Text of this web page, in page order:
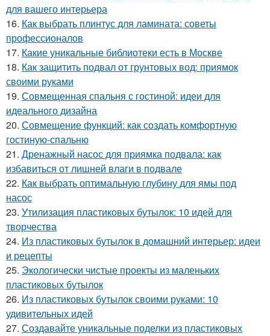
для вашего интерьера
16. Как выбрать плинтус для ламината: советы
профессионалов
17. Какие уникальные библиотеки есть в Москве
18. Как защитить подвал от грунтовых вод: приямок
своими руками
19. Совмещенная спальня с гостиной: идеи для
идеального дизайна
20. Совмещение функций: как создать комфортную
гостиную-спальню
21. Дренажный насос для приямка подвала: как
избавиться от лишней влаги в подвале
22. Как выбрать оптимальную глубину для ямы под
насос
23. Утилизация пластиковых бутылок: 10 идей для
творчества
24. Из пластиковых бутылок в домашний интерьер: идеи
и рецепты
25. Экологически чистые проекты из маленьких
пластиковых бутылок
26. Из пластиковых бутылок своими руками: 10
удивительных идей
27. Создавайте уникальные поделки из пластиковых